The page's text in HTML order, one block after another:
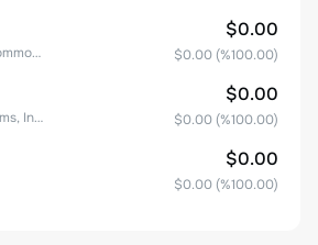
Tesla, Inc. Common Stock
$0.00
$0.00 (%100.00)
Meta Platforms, Inc. Class A Common Stock
$0.00
$0.00 (%100.00)
$0.00
$0.00 (%100.00)